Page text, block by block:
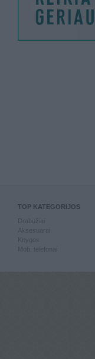
TOP KATEGORIJOS
Knygos
Mob. telefonai